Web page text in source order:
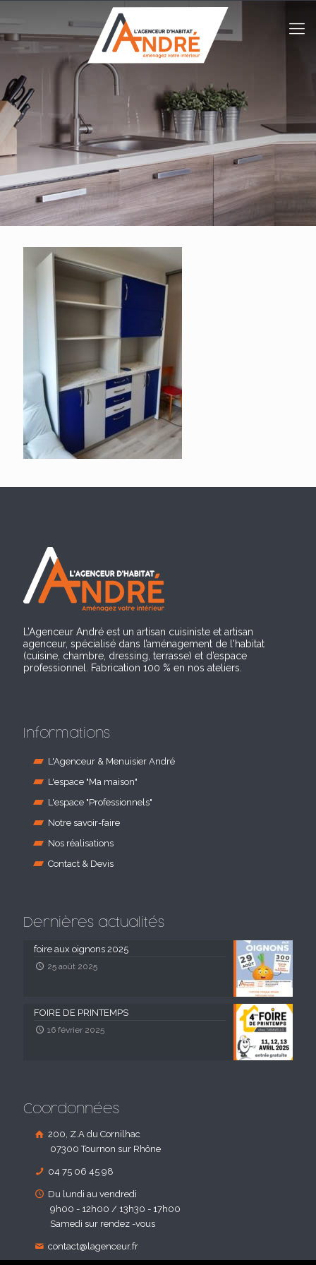
L’Agenceur André est un artisan cuisiniste et artisan
agenceur, spécialisé dans l’aménagement de l'habitat
(cuisine, chambre, dressing, terrasse) et d’espace
professionnel. Fabrication 100 % en nos ateliers.
Informations
L'Agenceur & Menuisier André
L'espace "Ma maison"
L'espace "Professionnels"
Notre savoir-faire
Nos réalisations
Contact & Devis
Dernières actualités
foire aux oignons 2025
25 août 2025
FOIRE DE PRINTEMPS
16 février 2025
Coordonnées
200, Z.A du Cornilhac
07300 Tournon sur Rhône
04 75 06 45 98
Du lundi au vendredi
9h00 - 12h00 / 13h30 - 17h00
Samedi sur rendez -vous
contact@lagenceur.fr